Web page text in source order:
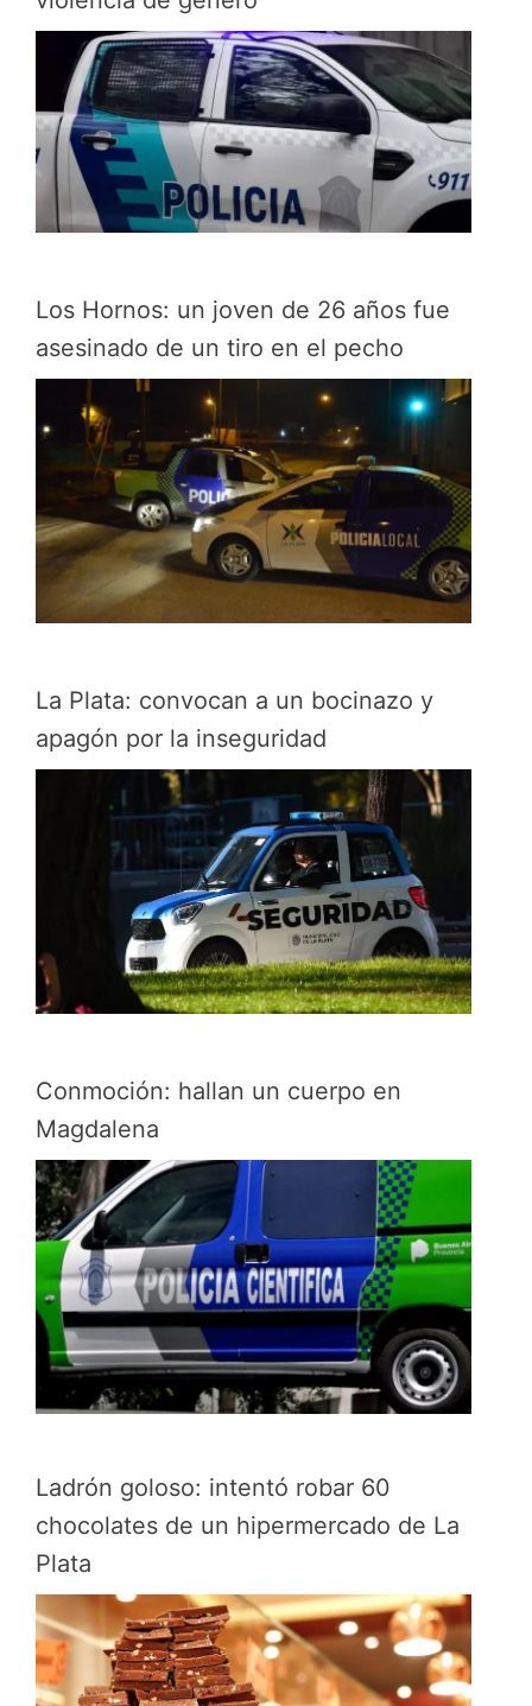
Los Hornos: un joven de 26 años fue
asesinado de un tiro en el pecho
La Plata: convocan a un bocinazo y
apagón por la inseguridad
Conmoción: hallan un cuerpo en
Magdalena
Ladrón goloso: intentó robar 60
chocolates de un hipermercado de La
Plata